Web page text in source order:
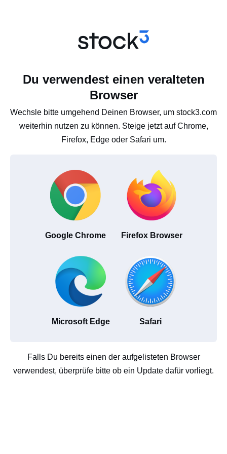
Du verwendest einen veralteten
Browser
Wechsle bitte umgehend Deinen Browser, um stock3.com
weiterhin nutzen zu können. Steige jetzt auf Chrome,
Firefox, Edge oder Safari um.
Google Chrome Firefox Browser
Microsoft Edge Safari
Falls Du bereits einen der aufgelisteten Browser
verwendest, überprüfe bitte ob ein Update dafür vorliegt.